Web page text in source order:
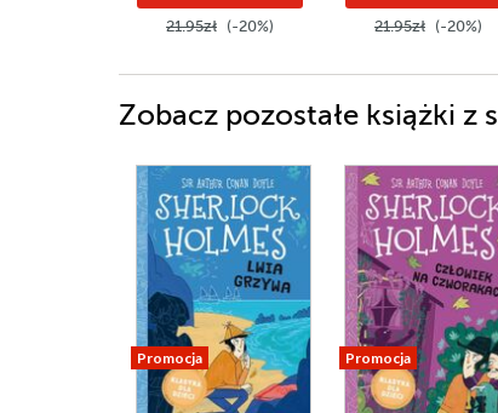
21.95zł (-20%) 21.95zł (-20%)
Zobacz pozostałe książki
Promocja Promocja